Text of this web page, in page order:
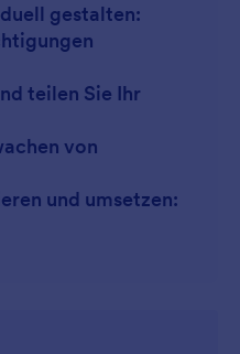
gestalten:
teilen Sie Ihr
von
und umsetzen: